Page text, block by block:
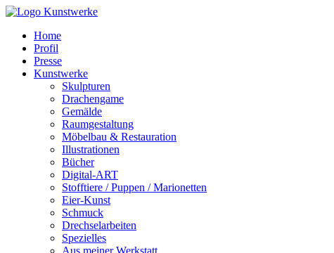
Home
Profil
Presse
Kunstwerke
Skulpturen
Drachengame
Gemälde
Raumgestaltung
Möbelbau & Restauration
Illustrationen
Bücher
Digital-ART
Stofftiere / Puppen / Marionetten
Eier-Kunst
Schmuck
Drechselarbeiten
Spezielles
Aus meiner Werkstatt